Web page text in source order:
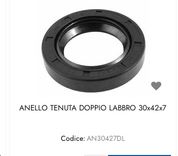
ANELLO TENUTA DOPPIO LABBRO 30x42x7
Codice: AN30427DL